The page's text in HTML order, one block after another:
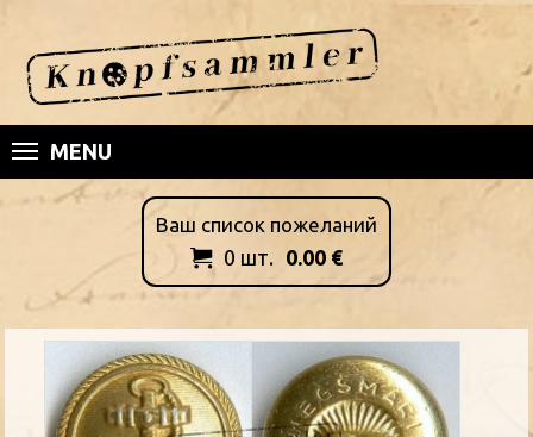
MENU
Ваш список пожеланий
 0 шт. 0.00 €